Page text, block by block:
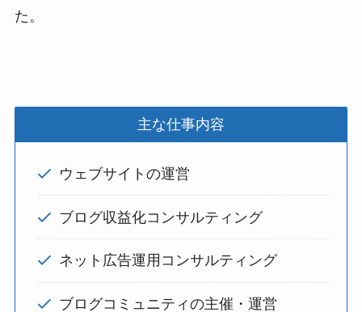
た。
主な仕事内容
ウェブサイトの運営
ブログ収益化コンサルティング
ネット広告運用コンサルティング
ブログコミュニティの主催・運営